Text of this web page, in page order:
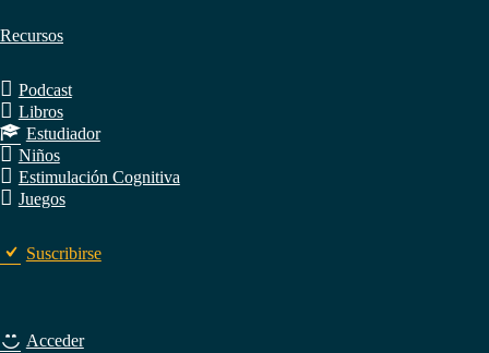
Recursos
Podcast
Libros
Estudiador
Niños
Estimulación Cognitiva
Juegos
Suscribirse
Acceder